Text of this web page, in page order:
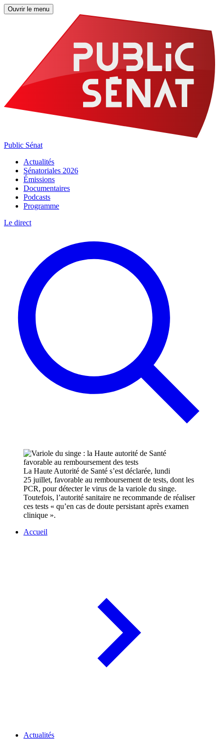
Ouvrir le menu
Public Sénat
Actualités
Sénatoriales 2026
Émissions
Documentaires
Podcasts
Programme
Le direct
La Haute Autorité de Santé s’est déclarée, lundi
25 juillet, favorable au remboursement de tests, dont les
PCR, pour détecter le virus de la variole du singe.
Toutefois, l’autorité sanitaire ne recommande de réaliser
ces tests « qu’en cas de doute persistant après examen
clinique ».
Accueil
Actualités